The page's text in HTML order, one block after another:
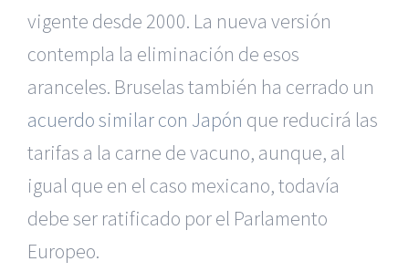
vigente desde 2000. La nueva versión
contempla la eliminación de esos
aranceles. Bruselas también ha cerrado un
acuerdo similar con Japón que reducirá las
tarifas a la carne de vacuno, aunque, al
igual que en el caso mexicano, todavía
debe ser ratificado por el Parlamento
Europeo.